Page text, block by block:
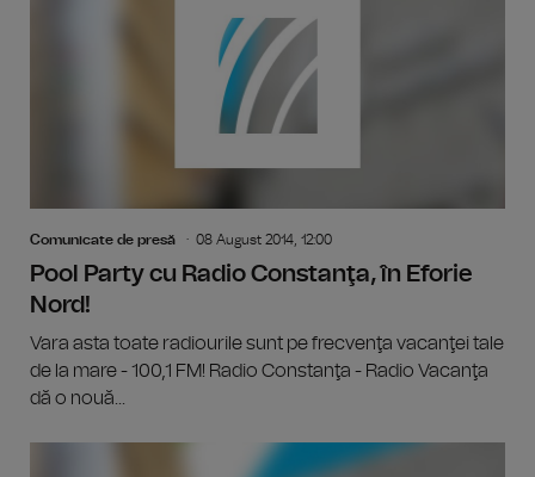
Comunicate de presă 08 August 2014, 12:00
Pool Party cu Radio Constanţa, în Eforie
Nord!
Vara asta toate radiourile sunt pe frecvenţa vacanţei tale
de la mare - 100,1 FM! Radio Constanţa - Radio Vacanţa
dă o nouă...